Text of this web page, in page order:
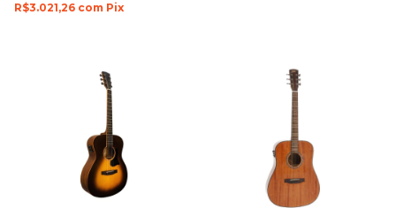
R$3.021,26 com Pix